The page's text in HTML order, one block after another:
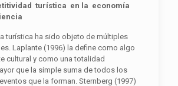
turística en la economía
turística ha sido objeto de múltiples
Laplante (1996) la define como algo
cultural y como una totalidad
que la simple suma de todos los
que la forman. Sternberg (1997)